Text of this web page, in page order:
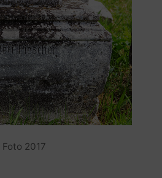
Foto 2017